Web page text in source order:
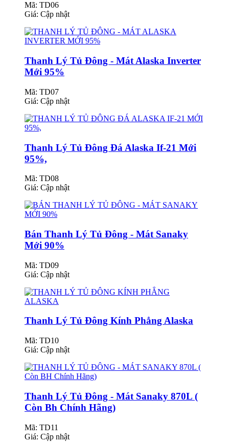
Mã: TD06
Giá: Cập nhật
Thanh Lý Tủ Đông - Mát Alaska Inverter
Mới 95%
Mã: TD07
Giá: Cập nhật
Thanh Lý Tủ Đông Đá Alaska If-21 Mới
95%,
Mã: TD08
Giá: Cập nhật
Bán Thanh Lý Tủ Đông - Mát Sanaky
Mới 90%
Mã: TD09
Giá: Cập nhật
Thanh Lý Tủ Đông Kính Phẳng Alaska
Mã: TD10
Giá: Cập nhật
Thanh Lý Tủ Đông - Mát Sanaky 870L (
Còn Bh Chính Hãng)
Mã: TD11
Giá: Cập nhật